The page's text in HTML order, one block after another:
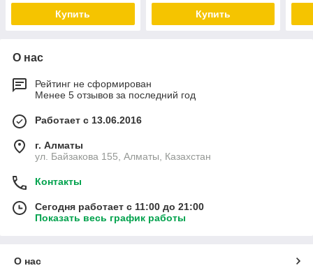
Купить Купить
О нас
Рейтинг не сформирован
Менее 5 отзывов за последний год
Работает с 13.06.2016
г. Алматы
ул. Байзакова 155, Алматы, Казахстан
Контакты
Сегодня работает с 11:00 до 21:00
Показать весь график работы
О нас